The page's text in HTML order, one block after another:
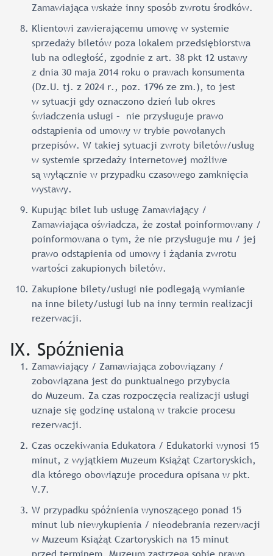
Zamawiająca wskaże inny sposób zwrotu środków.
Klientowi zawierającemu umowę w systemie
sprzedaży biletów poza lokalem przedsiębiorstwa
lub na odległość, zgodnie z art. 38 pkt 12 ustawy
z dnia 30 maja 2014 roku o prawach konsumenta
(Dz.U. tj. z 2024 r., poz. 1796 ze zm.), to jest
w sytuacji gdy oznaczono dzień lub okres
świadczenia usługi – nie przysługuje prawo
odstąpienia od umowy w trybie powołanych
przepisów. W takiej sytuacji zwroty biletów/usług
w systemie sprzedaży internetowej możliwe
są wyłącznie w przypadku czasowego zamknięcia
wystawy.
Kupując bilet lub usługę Zamawiający /
Zamawiająca oświadcza, że został poinformowany /
poinformowana o tym, że nie przysługuje mu / jej
prawo odstąpienia od umowy i żądania zwrotu
wartości zakupionych biletów.
Zakupione bilety/usługi nie podlegają wymianie
na inne bilety/usługi lub na inny termin realizacji
rezerwacji.
IX. Spóźnienia
Zamawiający / Zamawiająca zobowiązany /
zobowiązana jest do punktualnego przybycia
do Muzeum. Za czas rozpoczęcia realizacji usługi
uznaje się godzinę ustaloną w trakcie procesu
rezerwacji.
Czas oczekiwania Edukatora / Edukatorki wynosi 15
minut, z wyjątkiem Muzeum Książąt Czartoryskich,
dla którego obowiązuje procedura opisana w pkt.
V.7.
W przypadku spóźnienia wynoszącego ponad 15
minut lub niewykupienia / nieodebrania rezerwacji
w Muzeum Książąt Czartoryskich na 15 minut